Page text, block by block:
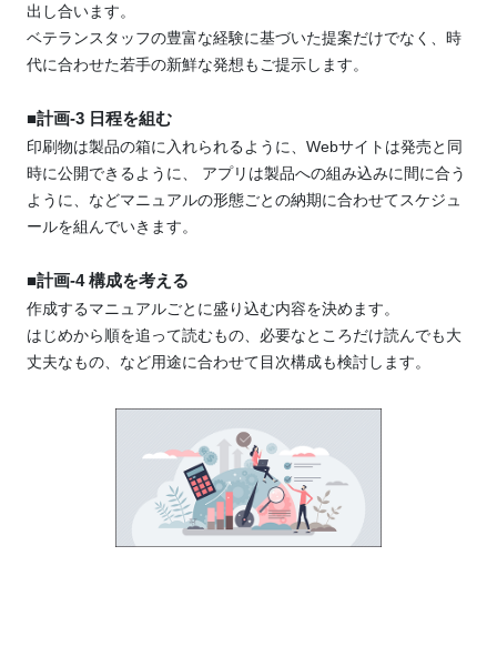
出し合います。
ベテランスタッフの豊富な経験に基づいた提案だけでなく、時
代に合わせた若手の新鮮な発想もご提示します。
■計画-3 日程を組む
印刷物は製品の箱に入れられるように、Webサイトは発売と同
時に公開できるように、
アプリは製品への組み込みに間に合う
ように、などマニュアルの形態ごとの納期に合わせてスケジュ
ールを組んでいきます。
■計画-4 構成を考える
作成するマニュアルごとに盛り込む内容を決めます。
はじめから順を追って読むもの、必要なところだけ読んでも大
丈夫なもの、など用途に合わせて目次構成も検討します。